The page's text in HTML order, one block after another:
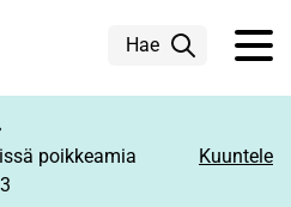
Hae
poikkeamia
Kuuntele